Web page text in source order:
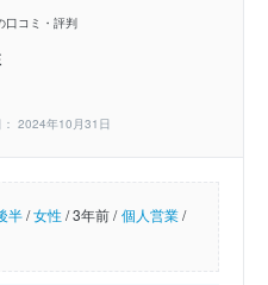
口コミ・評判
2024年10月31日
半/女性/3年前 / 個人営業/